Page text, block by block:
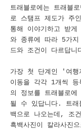
트래블로에는 트래블
로 스탬프 제도가 주
통해 이야기하고 받
와 종류에 따라 5가
드와 조건이 다르답니
가장 첫 단계인 '여행
이동을 각각 1개씩
의 정보를 트래블로
될 수 있답니다. 트래
백으로 나오는데, 조
흑백사진이 칼라사진